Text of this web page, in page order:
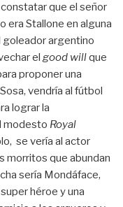
que el señor
era Stallone en alguna
goleador argentino
elgood willque
proponer una
vendría al fútbol
lograr la
modesto Royal
se vería al actor
morritos que abundan
sería Mondáface,
héroe y una